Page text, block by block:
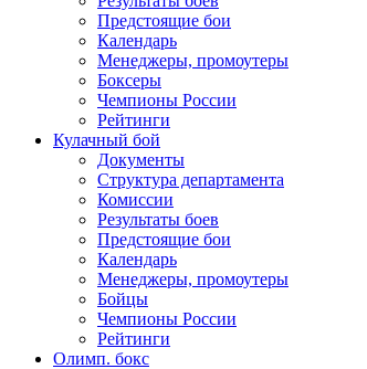
Предстоящие бои
Календарь
Менеджеры, промоутеры
Боксеры
Чемпионы России
Рейтинги
Кулачный бой
Документы
Структура департамента
Комиссии
Результаты боев
Предстоящие бои
Календарь
Менеджеры, промоутеры
Бойцы
Чемпионы России
Рейтинги
Олимп. бокс